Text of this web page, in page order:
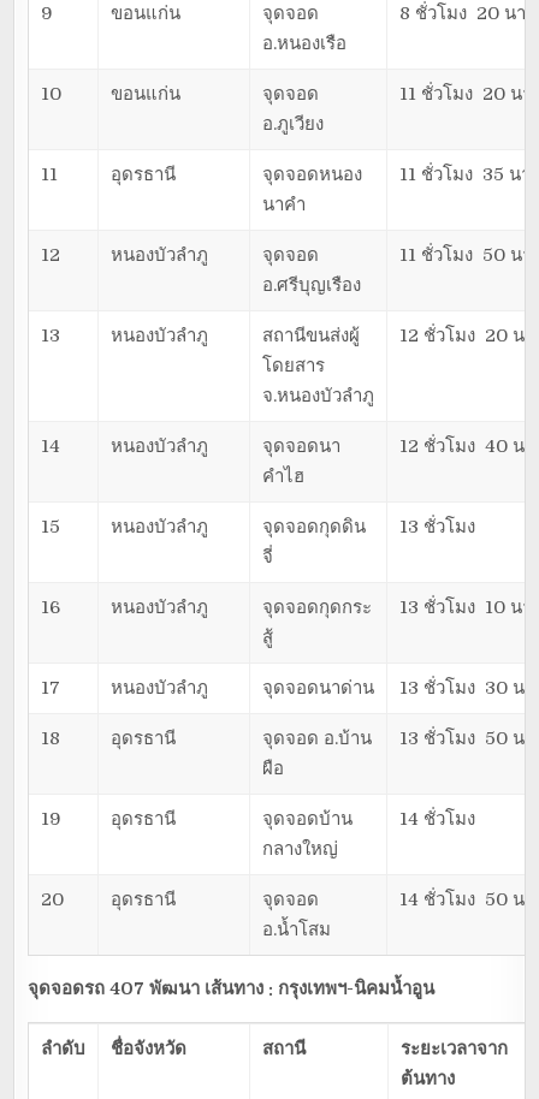
9 ขอนแก่น
จุดจอด
อ.หนองเรือ
8 ชั่วโมง 20 นาที
10 ขอนแก่น
จุดจอด
อ.ภูเวียง
11 ชั่วโมง 20 นา
11 อุดรธานี
จุดจอดหนอง
นาคำ
11 ชั่วโมง 35 นา
12 หนองบัวลำภู
จุดจอด
อ.ศรีบุญเรือง
11 ชั่วโมง 50 นา
13 หนองบัวลำภู
สถานีขนส่งผู้
โดยสาร
จ.หนองบัวลำภู
12 ชั่วโมง 20 น
14 หนองบัวลำภู
จุดจอดนา
คำไฮ
12 ชั่วโมง 40 น
15 หนองบัวลำภู
จุดจอดกุดดิน
จี่
13 ชั่วโมง
16 หนองบัวลำภู
จุดจอดกุดกระ
สู้
13 ชั่วโมง 10 นา
17 หนองบัวลำภู จุดจอดนาด่าน 13 ชั่วโมง 30 น
18 อุดรธานี
จุดจอด อ.บ้าน
ผือ
13 ชั่วโมง 50 น
19 อุดรธานี
จุดจอดบ้าน
กลางใหญ่
14 ชั่วโมง
20 อุดรธานี
จุดจอด
อ.น้ำโสม
14 ชั่วโมง 50 น
จุดจอดรถ 407 พัฒนา เส้นทาง : กรุงเทพฯ-นิคมน้ำอูน
ลำดับ ชื่อจังหวัด สถานี
ระยะเวลาจาก
ต้นทาง